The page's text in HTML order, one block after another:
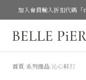
加入會員輸入折扣代碼
首頁/系列商品/沁心蘇打